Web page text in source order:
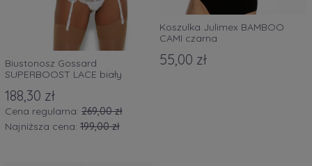
Biustonosz Gossard
SUPERBOOST LACE biały
188,30 zł
Cena regularna: 269,00 zł
Najniższa cena: 199,00 zł
Koszulka Julimex BAMBOO
CAMI czarna
55,00 zł